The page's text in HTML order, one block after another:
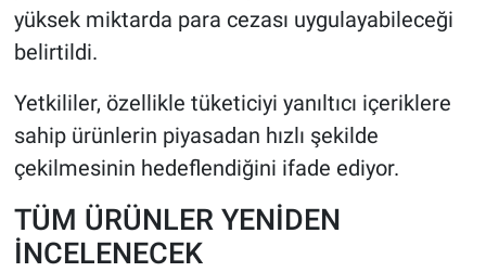
yüksek miktarda para cezası uygulayabileceği
belirtildi.
Yetkililer, özellikle tüketiciyi yanıltıcı içeriklere
sahip ürünlerin piyasadan hızlı şekilde
çekilmesinin hedeflendiğini ifade ediyor.
TÜM ÜRÜNLER YENİDEN
İNCELENECEK